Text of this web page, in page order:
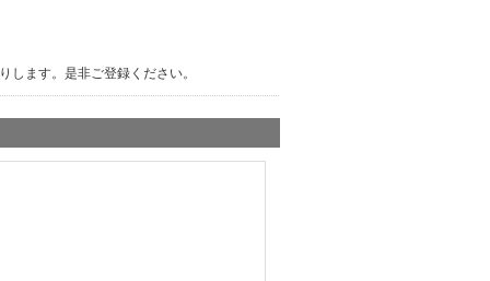
ます。是非ご登録ください。